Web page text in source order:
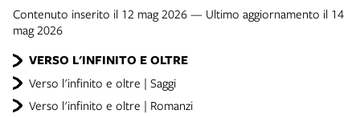
VERSO L'INFINITO E OLTRE
Verso l'infinito e oltre | Saggi
Verso l'infinito e oltre | Romanzi
Contenuto inserito il 12 mag 2026 — Ultimo aggiornamento il 14
mag 2026